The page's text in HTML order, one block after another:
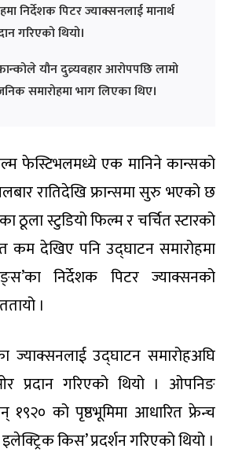
निर्देशक पिटर ज्याक्सनलाई मानार्थ
गरिएको थियो।
यौन दुव्र्यवहार आरोपपछि लामो
समारोहमा भाग लिएका थिए।
फेस्टिभलमध्ये एक मानिने कान्सको
रातिदेखि फ्रान्समा सुरु भएको छ
स्टुडियो फिल्म र चर्चित स्टारको
कम देखिए पनि उद्घाटन समारोहमा
निर्देशक पिटर ज्याक्सनको
।
ज्याक्सनलाई उद्घाटन समारोहअघि
प्रदान गरिएको थियो । ओपनिङ
को पृष्ठभूमिमा आधारित फ्रेन्च
किस’ प्रदर्शन गरिएको थियो ।